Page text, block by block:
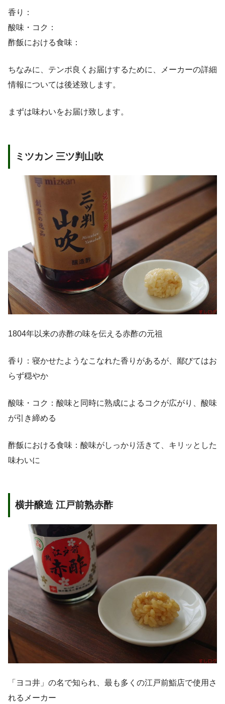
香り：
酸味・コク：
酢飯における食味：
ちなみに、テンポ良くお届けするために、メーカーの詳細
情報については後述致します。
まずは味わいをお届け致します。
ミツカン 三ツ判山吹
1804年以来の赤酢の味を伝える赤酢の元祖
香り：寝かせたようなこなれた香りがあるが、鄙びてはお
らず穏やか
酸味・コク：酸味と同時に熟成によるコクが広がり、酸味
が引き締める
酢飯における食味：酸味がしっかり活きて、キリッとした
味わいに
横井醸造 江戸前熟赤酢
「ヨコ井」の名で知られ、最も多くの江戸前鮨店で使用さ
れるメーカー